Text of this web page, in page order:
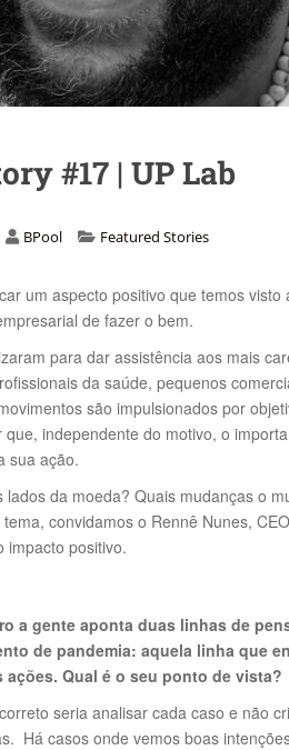
#17 | UP Lab
BPool Featured Stories
um aspecto positivo que temos
de fazer o bem.
para dar assistência aos mais
da saúde, pequenos
são impulsionados por
que, independente do motivo, o
sua ação.
lados da moeda? Quais mudanças o
convidamos o Rennê Nunes,
impacto positivo.
a gente aponta duas linhas de
de pandemia: aquela linha que
Qual é o seu ponto de vista?
seria analisar cada caso e não
Há casos onde vemos boas